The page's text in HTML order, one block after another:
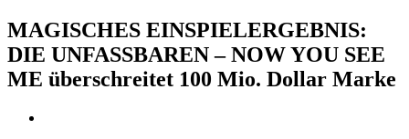
MAGISCHES EINSPIELERGEBNIS:
DIE UNFASSBAREN – NOW YOU SEE
ME überschreitet 100 Mio. Dollar Marke